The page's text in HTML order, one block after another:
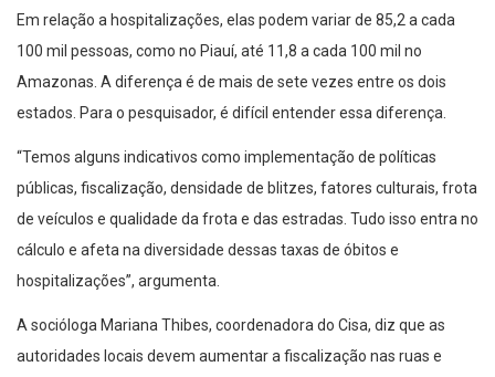
Em relação a hospitalizações, elas podem variar de 85,2 a cada
100 mil pessoas, como no Piauí, até 11,8 a cada 100 mil no
Amazonas. A diferença é de mais de sete vezes entre os dois
estados. Para o pesquisador, é difícil entender essa diferença.
“Temos alguns indicativos como implementação de políticas
públicas, fiscalização, densidade de blitzes, fatores culturais, frota
de veículos e qualidade da frota e das estradas. Tudo isso entra no
cálculo e afeta na diversidade dessas taxas de óbitos e
hospitalizações”, argumenta.
A socióloga Mariana Thibes, coordenadora do Cisa, diz que as
autoridades locais devem aumentar a fiscalização nas ruas e